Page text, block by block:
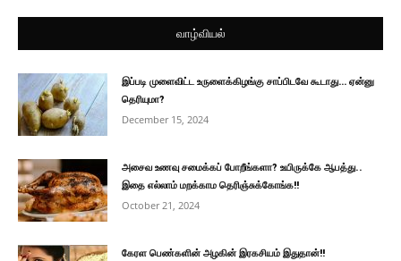
வாழ்வியல்
இப்படி முளைவிட்ட உருளைக்கிழங்கு சாப்பிடவே கூடாது… ஏன்னு
தெரியுமா?
December 15, 2024
அசைவ உணவு சமைக்கப் போறீங்களா? உயிருக்கே ஆபத்து..
இதை எல்லாம் மறக்காம தெரிஞ்சுக்கோங்க!!
October 21, 2024
கேரள பெண்களின் அழகின் இரகசியம் இதுதான்!!